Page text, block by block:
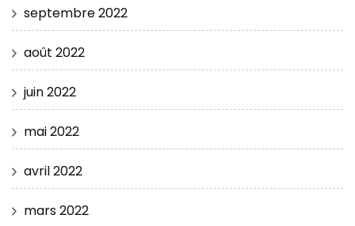
septembre 2022
août 2022
juin 2022
mai 2022
avril 2022
mars 2022